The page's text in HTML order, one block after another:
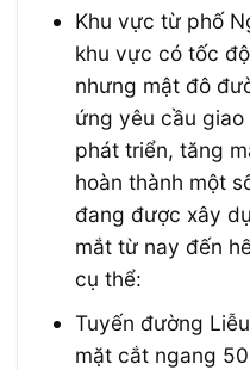
Khu vực từ phố
khu vực có tốc
nhưng mật đô
ứng yêu cầu
phát triển, tăng
hoàn thành một
đang được xây
mắt từ nay đến
cụ thể:
Tuyến đường
mặt cắt ngang